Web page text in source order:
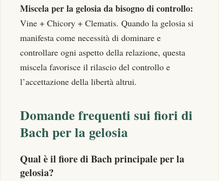
Miscela per la gelosia da bisogno di controllo:
Vine + Chicory + Clematis. Quando la gelosia si
manifesta come necessità di dominare e
controllare ogni aspetto della relazione, questa
miscela favorisce il rilascio del controllo e
l’accettazione della libertà altrui.
Domande frequenti sui fiori di
Bach per la gelosia
Qual è il fiore di Bach principale per la
gelosia?